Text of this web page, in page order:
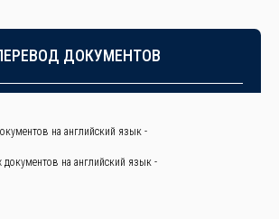
ДОКУМЕНТОВ
на английский язык -
на английский язык -